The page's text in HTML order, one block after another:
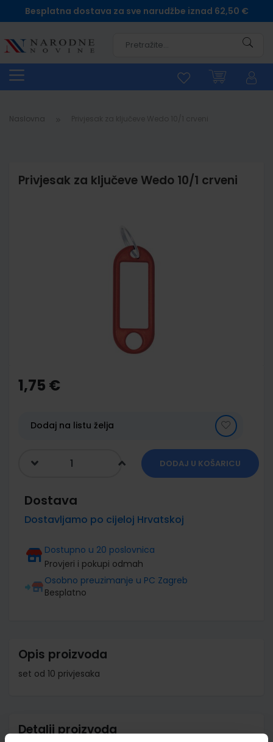
Besplatna dostava za sve narudžbe iznad 62,50 €
Naslovna
Privjesak za ključeve Wedo 10/1 crveni
the
beginning
gallery
1,75 €
Dodaj na listu želja
DODAJ U KOŠARICU
Dostava
Dostavljamo po cijeloj Hrvatskoj
Dostupno u 20 poslovnica
Provjeri i pokupi odmah
Osobno preuzimanje u PC Zagreb
Besplatno
Opis proizvoda
set od 10 privjesaka
Detalji proizvoda